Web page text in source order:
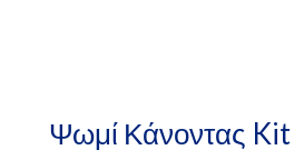
Ψωμί Κάνοντας Kit